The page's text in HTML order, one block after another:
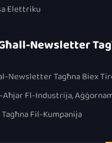
Elettriku
Newsletter
Newsletter Tagħna Biex
Fl-Industrija,
Fil-Kumpanija